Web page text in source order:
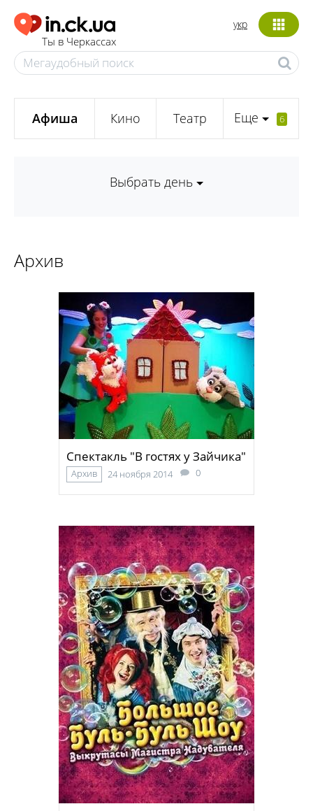
Ты в Черкассах
укр
Афиша Кино Театр Еще 6
Выбрать день
Архив
Спектакль "В гостях у Зайчика"
Архив 24 ноября 2014 0